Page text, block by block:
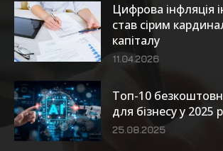
Цифрова інфляція
став сірим
капіталу
11.04.2026
Топ-10
для бізнесу у 2025
25.08.2025